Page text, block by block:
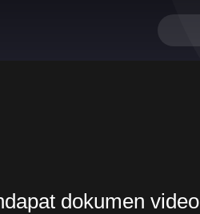
dokumen video